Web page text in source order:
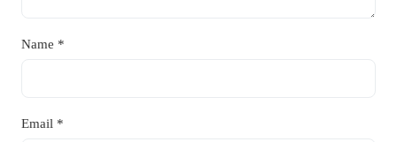
Name *
Email *